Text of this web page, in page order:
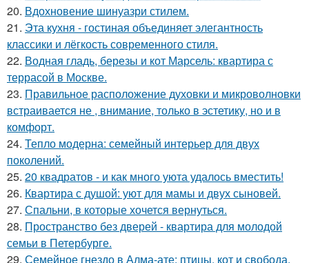
20. Вдохновение шинуазри стилем.
21. Эта кухня - гостиная объединяет элегантность
классики и лёгкость современного стиля.
22. Водная гладь, березы и кот Марсель: квартира с
террасой в Москве.
23. Правильное расположение духовки и микроволновки
встраивается не , внимание, только в эстетику, но и в
комфорт.
24. Тепло модерна: семейный интерьер для двух
поколений.
25. 20 квадратов - и как много уюта удалось вместить!
26. Квартира с душой: уют для мамы и двух сыновей.
27. Спальни, в которые хочется вернуться.
28. Пространство без дверей - квартира для молодой
семьи в Петербурге.
29. Семейное гнездо в Алма-ате: птицы, кот и свобода.